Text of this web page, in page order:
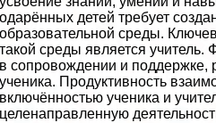
одарённых детей требует
образовательной среды.
такой среды является учитель.
в сопровождении и поддержке,
ученика. Продуктивность
включённостью ученика и
целенаправленную